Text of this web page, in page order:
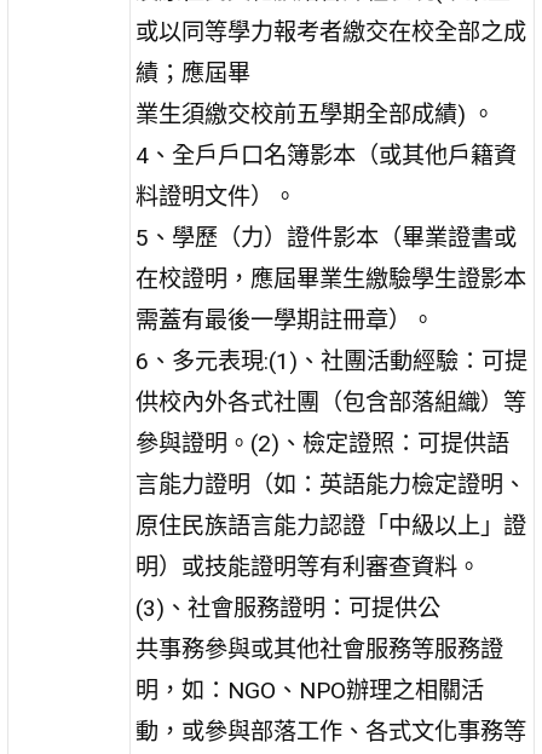
或以同等學力報考者繳交在校全部之成
績；應屆畢
業生須繳交校前五學期全部成績) 。
4、全戶戶口名簿影本（或其他戶籍資
料證明文件）。
5、學歷（力）證件影本（畢業證書或
在校證明，應屆畢業生繳驗學生證影本
需蓋有最後一學期註冊章）。
6、多元表現:(1)、社團活動經驗：可提
供校內外各式社團（包含部落組織）等
參與證明。(2)、檢定證照：可提供語
言能力證明（如：英語能力檢定證明、
原住民族語言能力認證「中級以上」證
明）或技能證明等有利審查資料。
(3)、社會服務證明：可提供公
共事務參與或其他社會服務等服務證
明，如：NGO、NPO辦理之相關活
動，或參與部落工作、各式文化事務等